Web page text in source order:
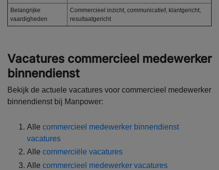
Belangrijke
vaardigheden
Commercieel inzicht, communicatief, klantgericht,
resultaatgericht
Vacatures commercieel medewerker
binnendienst
Bekijk de actuele vacatures voor commercieel medewerker
binnendienst bij Manpower:
Alle commercieel medewerker binnendienst
vacatures
Alle commerciële vacatures
Alle commercieel medewerker vacatures